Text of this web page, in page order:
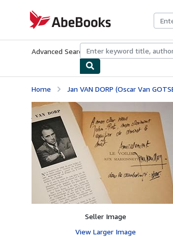
AbeBooks.com
Advanced Search Browse CollectionsRare
Home Jan VAN DORP (Oscar Van
Seller Image
View Larger Image